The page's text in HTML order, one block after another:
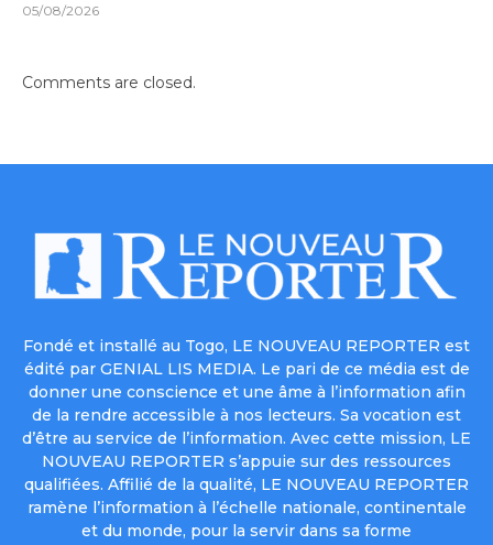
05/08/2026
Comments are closed.
Fondé et installé au Togo, LE NOUVEAU REPORTER est
édité par GENIAL LIS MEDIA. Le pari de ce média est de
donner une conscience et une âme à l’information afin
de la rendre accessible à nos lecteurs. Sa vocation est
d’être au service de l’information. Avec cette mission, LE
NOUVEAU REPORTER s’appuie sur des ressources
qualifiées. Affilié de la qualité, LE NOUVEAU REPORTER
ramène l’information à l’échelle nationale, continentale
et du monde, pour la servir dans sa forme